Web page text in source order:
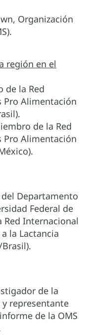
Organización
región en el
de la Red
Pro Alimentación
de la Red
Pro Alimentación
Departamento
Federal de
Red Internacional
la Lactancia
de la
y representante
de la OMS